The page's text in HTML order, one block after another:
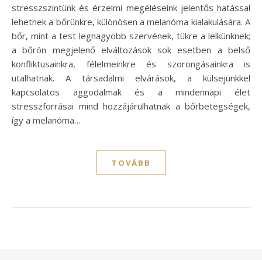
stresszszintünk és érzelmi megéléseink jelentős hatással
lehetnek a bőrünkre, különösen a melanóma kialakulására. A
bőr, mint a test legnagyobb szervének, tükre a lelkünknek;
a bőrön megjelenő elváltozások sok esetben a belső
konfliktusainkra, félelmeinkre és szorongásainkra is
utalhatnak. A társadalmi elvárások, a külsejünkkel
kapcsolatos aggodalmak és a mindennapi élet
stresszforrásai mind hozzájárulhatnak a bőrbetegségek,
így a melanóma…
TOVÁBB